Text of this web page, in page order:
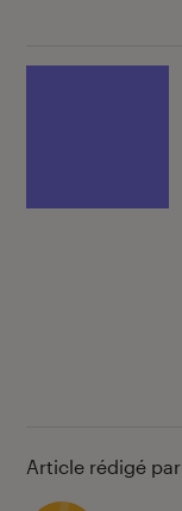
Article rédigé par